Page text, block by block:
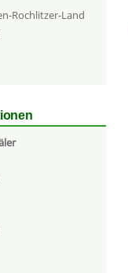
Rochlitzer-Land